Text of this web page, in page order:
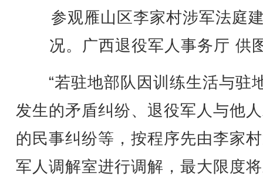
参观雁山区李家村涉军法庭
况。广西退役军人事务厅 供
“若驻地部队因训练生活与驻
发生的矛盾纠纷、退役军人与他
的民事纠纷等，按程序先由李家
军人调解室进行调解，最大限度